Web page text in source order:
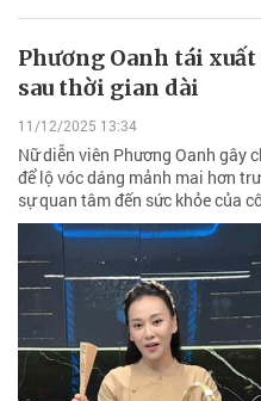
Phương Oanh tái
sau thời gian dài
11/12/2025 13:34
Nữ diễn viên Phương Oanh gây
để lộ vóc dáng mảnh mai hơn
sự quan tâm đến sức khỏe của